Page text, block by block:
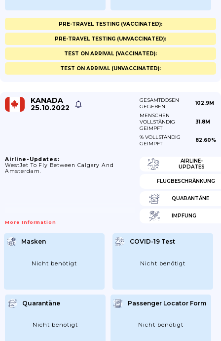
PRE-TRAVEL TESTING (VACCINATED):
PRE-TRAVEL TESTING (UNVACCINATED):
TEST ON ARRIVAL (VACCINATED):
TEST ON ARRIVAL (UNVACCINATED):
KANADA
25.10.2022
GESAMTDOSEN
GEGEBEN
102.9M
MENSCHEN
VOLLSTÄNDIG
GEIMPFT
31.8M
% VOLLSTÄNDIG
GEIMPFT
82.60%
Airline-Updates:
WestJet To Fly Between Calgary And
Amsterdam.
More Information
AIRLINE-
UPDATES
FLUGBESCHRÄNKUNG
QUARANTÄNE
IMPFUNG
Masken
Nicht benötigt
COVID-19 Test
Nicht benötigt
Quarantäne
Nicht benötigt
Passenger Locator Form
Nicht benötigt